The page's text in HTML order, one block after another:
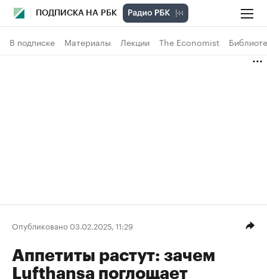
ПОДПИСКА НА РБК
В подписке Материалы Лекции The Economist
Опубликовано 03.02.2025, 11:29
Аппетиты растут: зачем
Lufthansa поглощает